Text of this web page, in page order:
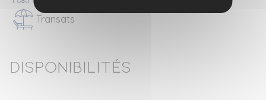
Transats
Disponibilités